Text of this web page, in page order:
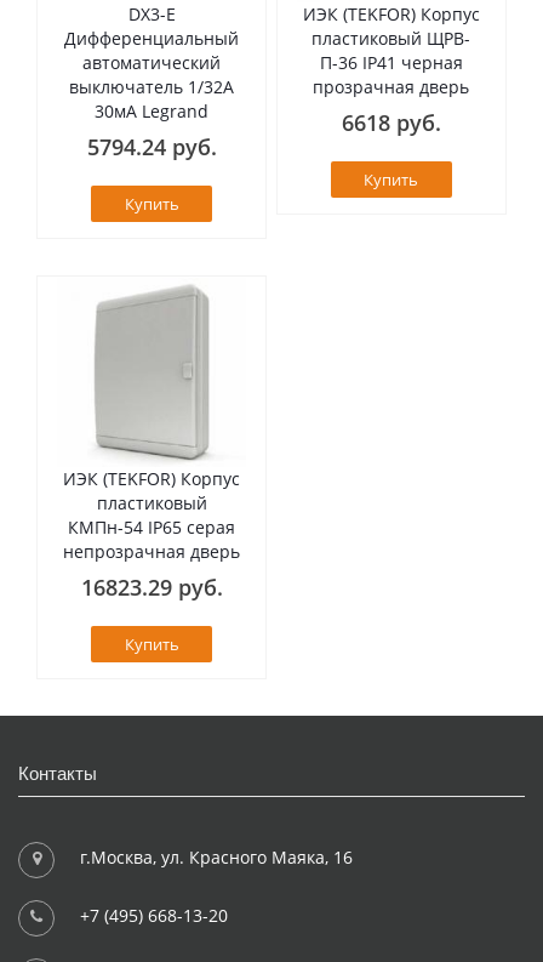
DX3-E
Дифференциальный
автоматический
выключатель 1/32А
30мА Legrand
5794.24 руб.
Купить
ИЭК (TEKFOR) Корпус
пластиковый ЩРВ-
П-36 IP41 черная
прозрачная дверь
6618 руб.
Купить
ИЭК (TEKFOR) Корпус
пластиковый
КМПн-54 IP65 серая
непрозрачная дверь
16823.29 руб.
Купить
Контакты
г.Москва, ул. Красного Маяка, 16
+7 (495) 668-13-20